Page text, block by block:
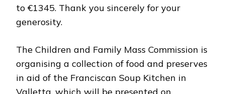
to €1345. Thank you sincerely for your
generosity.
The Children and Family Mass Commission is
organising a collection of food and preserves
in aid of the Franciscan Soup Kitchen in